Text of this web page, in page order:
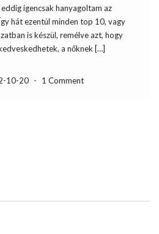
igencsak hanyagoltam az
hát ezentúl minden top 10, vagy
is készül, remélve azt, hogy
a nőknek […]
10-20 - 1 Comment